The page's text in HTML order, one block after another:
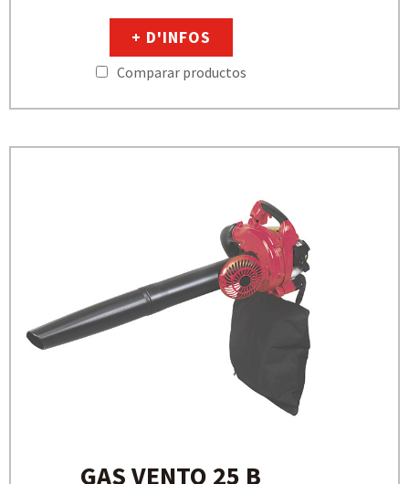
+ D'INFOS
Comparar productos
GAS VENTO 25 B